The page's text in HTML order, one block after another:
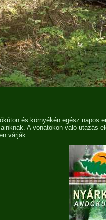
és környékén egész napos
A vonatokon való utazás
várják